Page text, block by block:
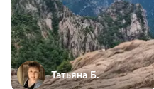
Татьяна Б.